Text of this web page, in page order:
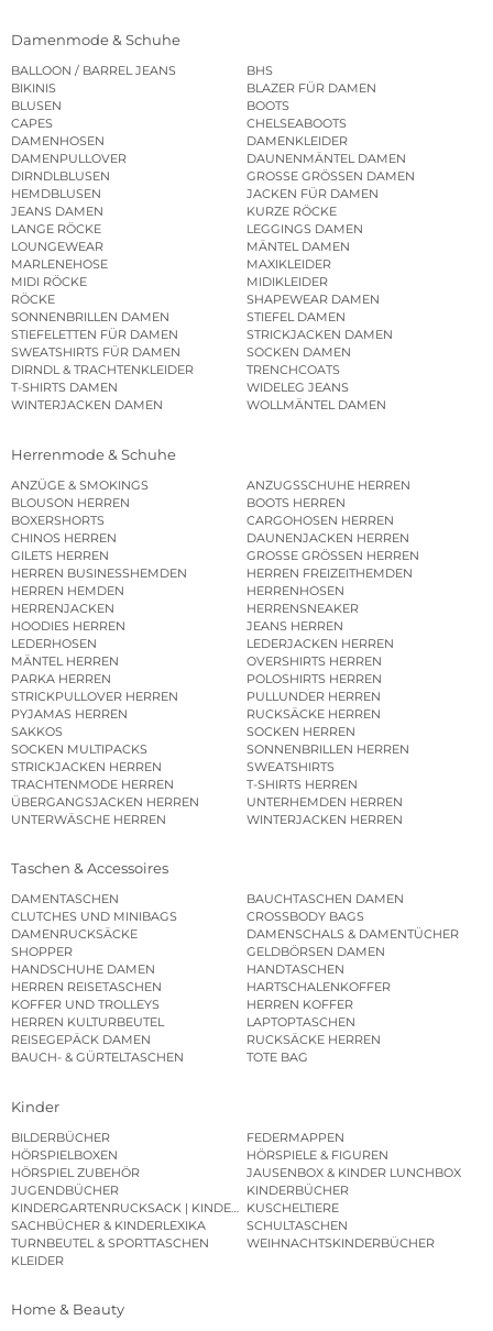
Damenmode & Schuhe
BALLOON / BARREL JEANS
BHS
BIKINIS
BLAZER FÜR DAMEN
BLUSEN
BOOTS
CAPES
CHELSEABOOTS
DAMENHOSEN
DAMENKLEIDER
DAMENPULLOVER
DAUNENMÄNTEL DAMEN
DIRNDLBLUSEN
GROSSE GRÖSSEN DAMEN
HEMDBLUSEN
JACKEN FÜR DAMEN
JEANS DAMEN
KURZE RÖCKE
LANGE RÖCKE
LEGGINGS DAMEN
LOUNGEWEAR
MÄNTEL DAMEN
MARLENEHOSE
MAXIKLEIDER
MIDI RÖCKE
MIDIKLEIDER
RÖCKE
SHAPEWEAR DAMEN
SONNENBRILLEN DAMEN
STIEFEL DAMEN
STIEFELETTEN FÜR DAMEN
STRICKJACKEN DAMEN
SWEATSHIRTS FÜR DAMEN
SOCKEN DAMEN
DIRNDL & TRACHTENKLEIDER
TRENCHCOATS
T-SHIRTS DAMEN
WIDELEG JEANS
WINTERJACKEN DAMEN
WOLLMÄNTEL DAMEN
Herrenmode & Schuhe
ANZÜGE & SMOKINGS
ANZUGSSCHUHE HERREN
BLOUSON HERREN
BOOTS HERREN
BOXERSHORTS
CARGOHOSEN HERREN
CHINOS HERREN
DAUNENJACKEN HERREN
GILETS HERREN
GROSSE GRÖSSEN HERREN
HERREN BUSINESSHEMDEN
HERREN FREIZEITHEMDEN
HERREN HEMDEN
HERRENHOSEN
HERRENJACKEN
HERRENSNEAKER
HOODIES HERREN
JEANS HERREN
LEDERHOSEN
LEDERJACKEN HERREN
MÄNTEL HERREN
OVERSHIRTS HERREN
PARKA HERREN
POLOSHIRTS HERREN
STRICKPULLOVER HERREN
PULLUNDER HERREN
PYJAMAS HERREN
RUCKSÄCKE HERREN
SAKKOS
SOCKEN HERREN
SOCKEN MULTIPACKS
SONNENBRILLEN HERREN
STRICKJACKEN HERREN
SWEATSHIRTS
TRACHTENMODE HERREN
T-SHIRTS HERREN
ÜBERGANGSJACKEN HERREN
UNTERHEMDEN HERREN
UNTERWÄSCHE HERREN
WINTERJACKEN HERREN
Taschen & Accessoires
DAMENTASCHEN
BAUCHTASCHEN DAMEN
CLUTCHES UND MINIBAGS
CROSSBODY BAGS
DAMENRUCKSÄCKE
DAMENSCHALS & DAMENTÜCHER
SHOPPER
GELDBÖRSEN DAMEN
HANDSCHUHE DAMEN
HANDTASCHEN
HERREN REISETASCHEN
HARTSCHALENKOFFER
KOFFER UND TROLLEYS
HERREN KOFFER
HERREN KULTURBEUTEL
LAPTOPTASCHEN
REISEGEPÄCK DAMEN
RUCKSÄCKE HERREN
BAUCH- & GÜRTELTASCHEN
TOTE BAG
Kinder
BILDERBÜCHER
FEDERMAPPEN
HÖRSPIELBOXEN
HÖRSPIELE & FIGUREN
HÖRSPIEL ZUBEHÖR
JAUSENBOX & KINDER LUNCHBOX
JUGENDBÜCHER
KINDERBÜCHER
KINDERGARTENRUCKSACK | KINDERGARTENBEUTEL
KUSCHELTIERE
SACHBÜCHER & KINDERLEXIKA
SCHULTASCHEN
TURNBEUTEL & SPORTTASCHEN
WEIHNACHTSKINDERBÜCHER
KLEIDER
Home & Beauty